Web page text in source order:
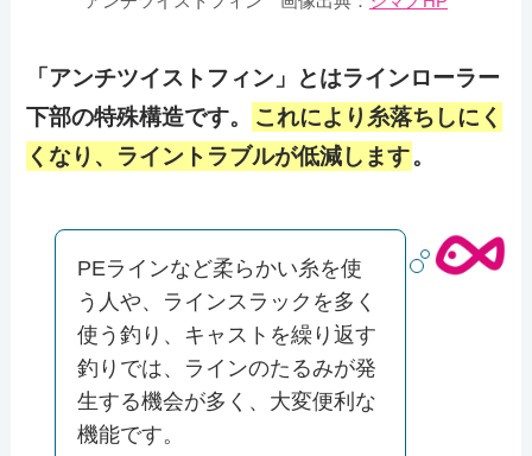
「アンチツイストフィン」とはラインローラー
下部の特殊構造です。
これにより糸落ちしにく
くなり、ライントラブルが低減します。
PEラインなど柔らかい糸を使
う人や、ラインスラックを多く
使う釣り、キャストを繰り返す
釣りでは、ラインのたるみが発
生する機会が多く、大変便利な
機能です。